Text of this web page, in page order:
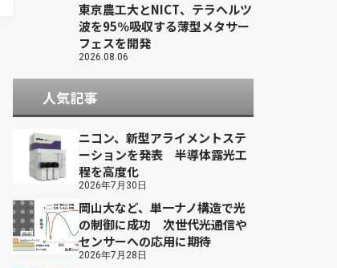
東京農工大とNICT、テラヘルツ
波を95％吸収する薄型メタサー
フェスを開発
2026.08.06
人気記事
ニコン、新型アライメントステ
ーションを発表 半導体露光工
程を高度化
2026年7月30日
岡山大など、単一ナノ構造で光
の制御に成功 次世代光通信や
センサーへの応用に期待
2026年7月28日